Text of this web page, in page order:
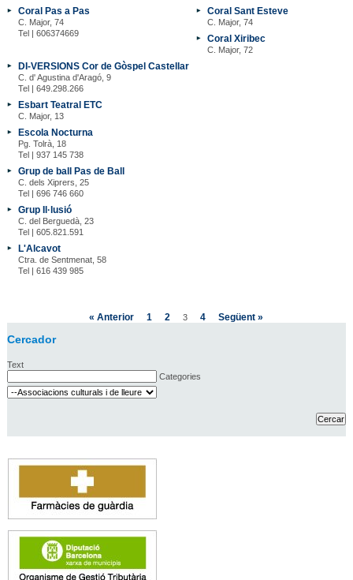
Coral Pas a Pas
C. Major, 74
Tel | 606374669
Coral Sant Esteve
C. Major, 74
Coral Xiribec
C. Major, 72
DI-VERSIONS Cor de Gòspel Castellar
C. d' Agustina d'Aragó, 9
Tel | 649.298.266
Esbart Teatral ETC
C. Major, 13
Escola Nocturna
Pg. Tolrà, 18
Tel | 937 145 738
Grup de ball Pas de Ball
C. dels Xiprers, 25
Tel | 696 746 660
Grup Il·lusió
C. del Berguedà, 23
Tel | 605.821.591
L'Alcavot
Ctra. de Sentmenat, 58
Tel | 616 439 985
« Anterior 1 2 3 4 Següent »
Cercador
Text
Categories